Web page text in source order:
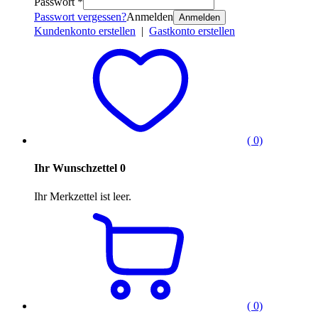
Passwort vergessen?Anmelden Anmelden
Kundenkonto erstellen | Gastkonto erstellen
( 0)
Ihr Wunschzettel 0
Ihr Merkzettel ist leer.
( 0)